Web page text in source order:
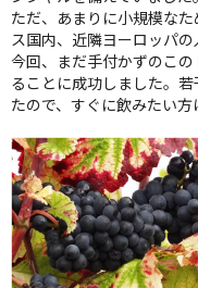
ただ、あまりに小規模な
ス国内、近隣ヨーロッパの
今回、まだ手付かずのこ
ることに成功しました。
たので、すぐに飲みたい方